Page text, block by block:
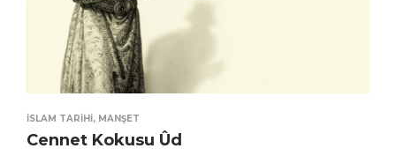
İSLAM TARIHI, MANŞET
Cennet Kokusu Ûd